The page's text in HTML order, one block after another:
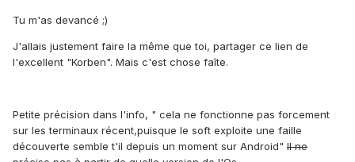
Tu m'as devancé ;)
J'allais justement faire la même que toi, partager ce lien de
l'excellent "Korben". Mais c'est chose faîte.
Petite précision dans l'info, " cela ne fonctionne pas forcement
sur les terminaux récent,puisque le soft exploite une faille
découverte semble t'il depuis un moment sur Android" Il ne